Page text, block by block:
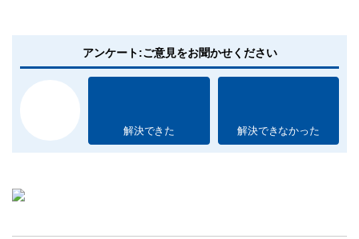
アンケート:ご意見をお聞かせください
解決できた 解決できなかった